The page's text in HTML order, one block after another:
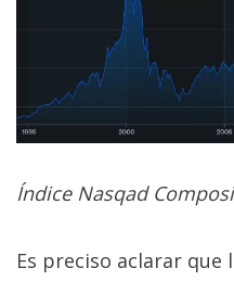
Índice Nasqad
Es preciso aclarar que